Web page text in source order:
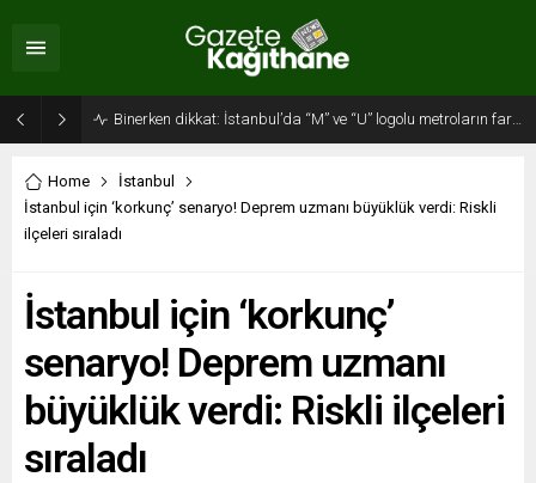
Home
İstanbul
İstanbul için ‘korkunç’ senaryo! Deprem uzmanı büyüklük verdi: Riskli
ilçeleri sıraladı
İstanbul için ‘korkunç’
senaryo! Deprem uzmanı
büyüklük verdi: Riskli ilçeleri
sıraladı